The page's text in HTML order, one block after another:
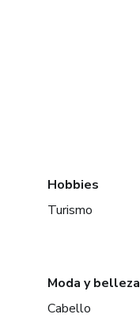
Hobbies
Turismo
Moda y belleza
Cabello